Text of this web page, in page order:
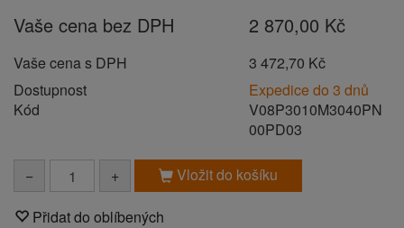
Vaše cena bez DPH 2 870,00 Kč
Vaše cena s DPH
3 472,70 Kč
Dostupnost
Expedice do 3 dnů
Kód
V08P3010M3040PN
00PD03
− + Vložit do košíku
Přidat do oblíbených